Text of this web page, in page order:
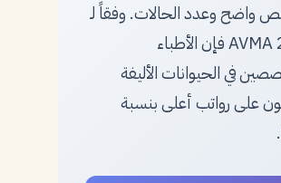
واضح وعدد الحالات. وفقاً لـ
AVMA 2024 فإن الأطباء
في الحيوانات الأليفة
على رواتب أعلى بنسبة